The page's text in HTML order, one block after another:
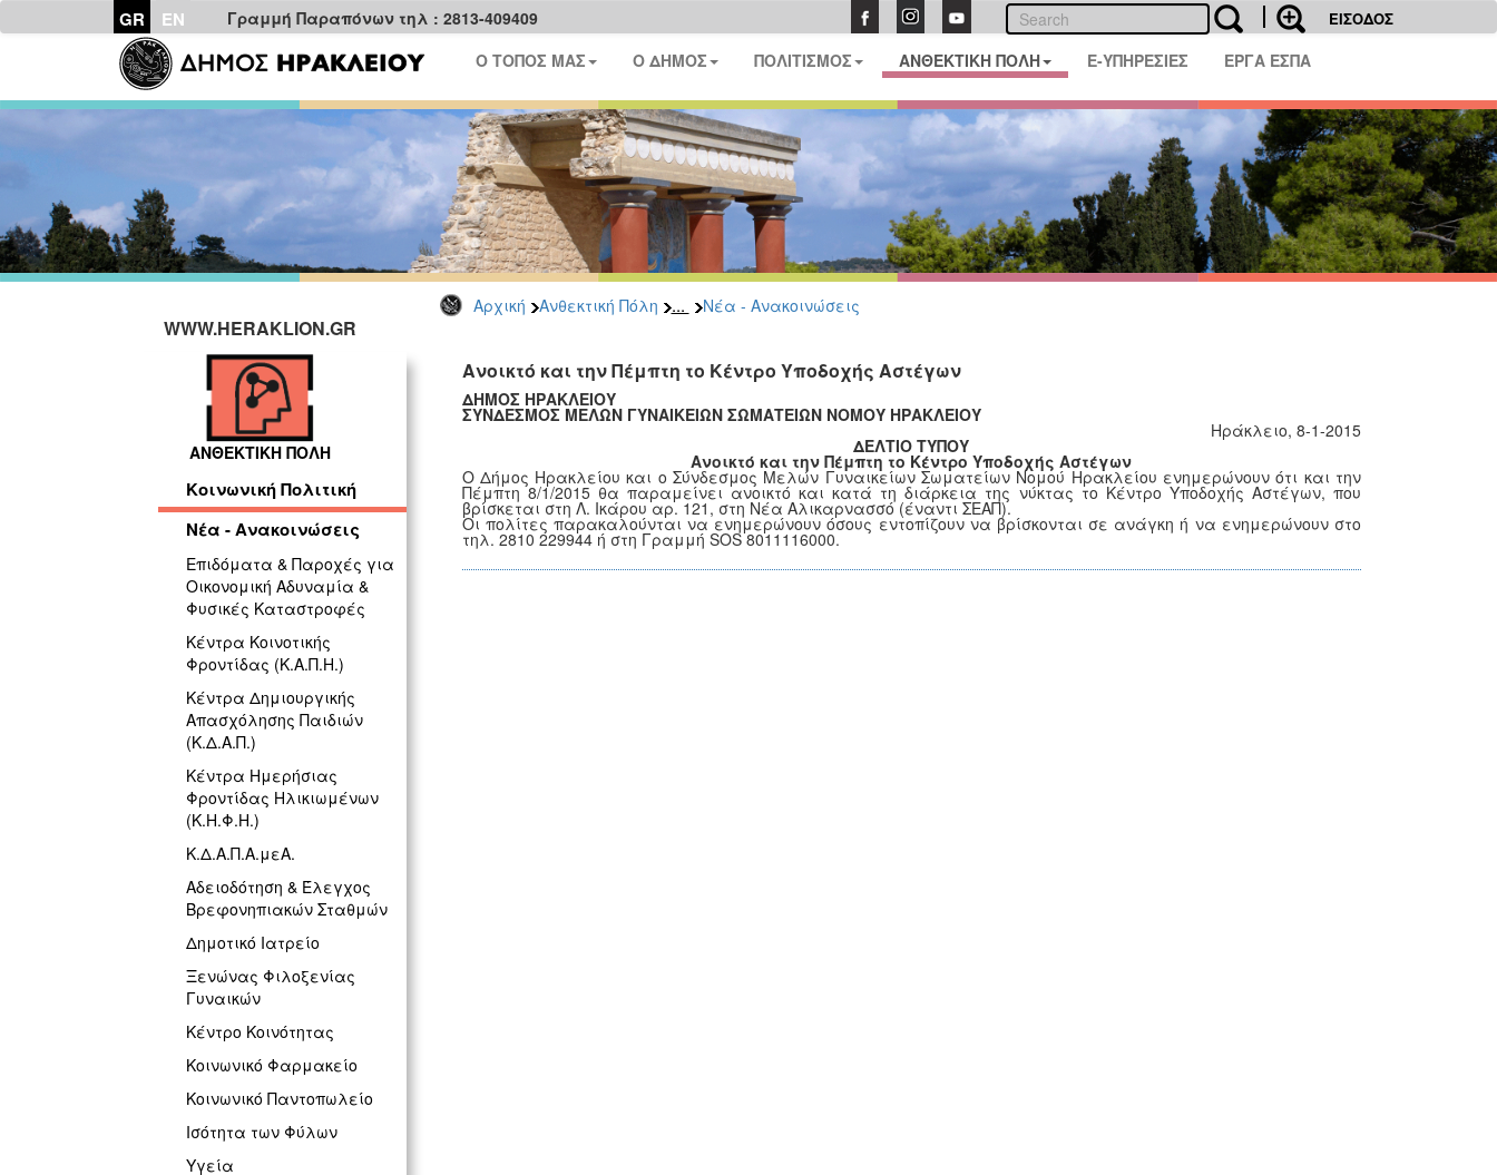
GR EN Γραμμή Παραπόνων τηλ : 2813-409409 ΕΙΣΟΔΟΣ
Ο ΤΟΠΟΣ ΜΑΣ Ο ΔΗΜΟΣ ΠΟΛΙΤΙΣΜΟΣ ΑΝΘΕΚΤΙΚΗ ΠΟΛΗ E-ΥΠΗΡΕΣΙΕΣ ΕΡΓΑ ΕΣΠΑ
Αρχική Ανθεκτική Πόλη ... Νέα - Ανακοινώσεις
WWW.HERAKLION.GR
ΑΝΘΕΚΤΙΚΗ ΠΟΛΗ
Κοινωνική Πολιτική
Νέα - Ανακοινώσεις
Επιδόματα & Παροχές για
Οικονομική Αδυναμία &
Φυσικές Καταστροφές
Κέντρα Κοινοτικής
Φροντίδας (Κ.Α.Π.Η.)
Κέντρα Δημιουργικής
Απασχόλησης Παιδιών
(Κ.Δ.Α.Π.)
Κέντρα Ημερήσιας
Φροντίδας Ηλικιωμένων
(Κ.Η.Φ.Η.)
Κ.Δ.Α.Π.Α.μεΑ.
Αδειοδότηση & Έλεγχος
Βρεφονηπιακών Σταθμών
Δημοτικό Ιατρείο
Ξενώνας Φιλοξενίας
Γυναικών
Κέντρο Κοινότητας
Κοινωνικό Φαρμακείο
Κοινωνικό Παντοπωλείο
Ισότητα των Φύλων
Υγεία
Ανοικτό και την Πέμπτη το Κέντρο Υποδοχής Αστέγων
ΔΗΜΟΣ ΗΡΑΚΛΕΙΟΥ
ΣΥΝΔΕΣΜΟΣ ΜΕΛΩΝ ΓΥΝΑΙΚΕΙΩΝ ΣΩΜΑΤΕΙΩΝ ΝΟΜΟΥ ΗΡΑΚΛΕΙΟΥ
Ηράκλειο, 8-1-2015
ΔΕΛTΙΟ ΤΥΠOΥ
Ανοικτό και την Πέμπτη το Κέντρο Υποδοχής Αστέγων
Ο Δήμος Ηρακλείου και ο Σύνδεσμος Μελών Γυναικείων Σωματείων Νομού Ηρακλείου ενημερώνουν ότι και την
Πέμπτη 8/1/2015 θα παραμείνει ανοικτό και κατά τη διάρκεια της νύκτας το Κέντρο Υποδοχής Αστέγων, που
βρίσκεται στη Λ. Ικάρου αρ. 121, στη Νέα Αλικαρνασσό (έναντι ΣΕΑΠ).
Οι πολίτες παρακαλούνται να ενημερώνουν όσους εντοπίζουν να βρίσκονται σε ανάγκη ή να ενημερώνουν στο
τηλ. 2810 229944 ή στη Γραμμή SOS 8011116000.